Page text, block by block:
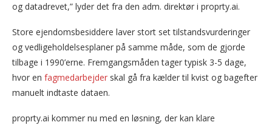
og datadrevet,” lyder det fra den adm. direktør i proprty.ai.
Store ejendomsbesiddere laver stort set tilstandsvurderinger
og vedligeholdelsesplaner på samme måde, som de gjorde
tilbage i 1990’erne. Fremgangsmåden tager typisk 3-5 dage,
hvor en fagmedarbejder skal gå fra kælder til kvist og bagefter
manuelt indtaste dataen.
proprty.ai kommer nu med en løsning, der kan klare